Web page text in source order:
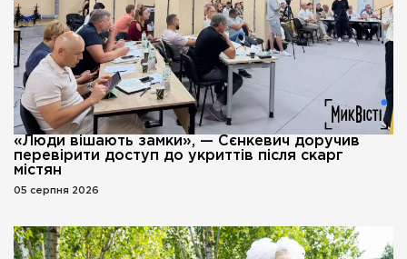
«Люди вішають замки», — Сєнкевич доручив
перевірити доступ до укриттів після скарг
містян
05 серпня 2026